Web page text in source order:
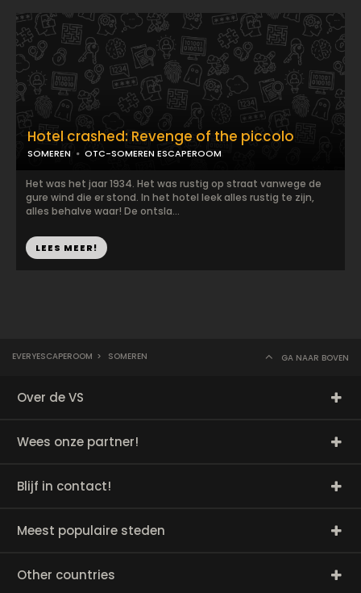
Hotel crashed: Revenge of the piccolo
SOMEREN OTC-SOMEREN ESCAPEROOM
Het was het jaar 1934. Het was rustig op straat vanwege de
gure wind die er stond. In het hotel leek alles rustig te zijn,
alles behalve waar! De ontsla...
LEES MEER!
EVERYESCAPEROOM > SOMEREN GA NAAR BOVEN
Over de VS
Wees onze partner!
Blijf in contact!
Meest populaire steden
Other countries